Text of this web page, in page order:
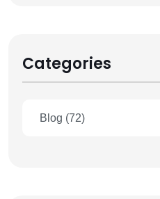
Categories
Blog (72)